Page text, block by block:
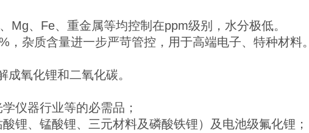
Mg、Fe、重金属等均控制在ppm级别，水分极低。
杂质含量进一步严苛管控，用于高端电子、特种材料。
氧化锂和二氧化碳。
仪器行业等的必需品；
锂、锰酸锂、三元材料及磷酸铁锂）及电池级氟化锂；